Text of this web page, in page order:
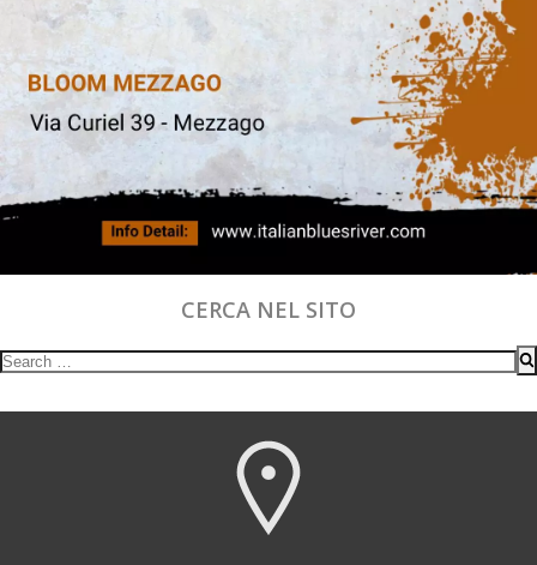
CERCA NEL SITO
Search